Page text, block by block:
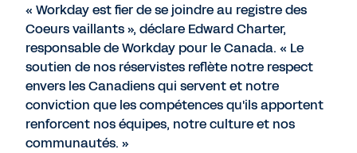
« Workday est fier de se joindre au registre des
Coeurs vaillants », déclare Edward Charter,
responsable de Workday pour le Canada. « Le
soutien de nos réservistes reflète notre respect
envers les Canadiens qui servent et notre
conviction que les compétences qu'ils apportent
renforcent nos équipes, notre culture et nos
communautés. »